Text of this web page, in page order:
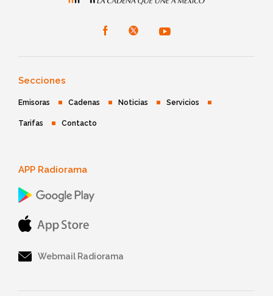
Secciones
Emisoras Cadenas Noticias Servicios
Tarifas Contacto
APP Radiorama
Webmail Radiorama